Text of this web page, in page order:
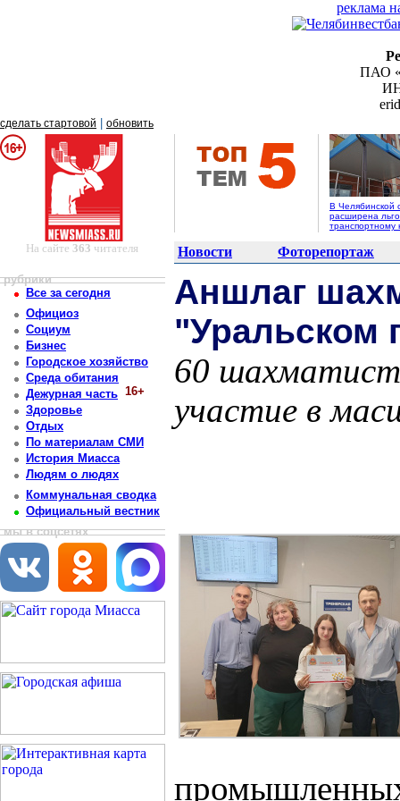
реклама
ПАО
сделать стартовой обновить
В Челябинской
расширена
транспортному
На сайте363 читателя Новости Фоторепортаж
рубрики
Все за сегодня
Официоз
Социум
Бизнес
Городское хозяйство
Среда обитания
Дежурная часть 16+
Здоровье
Отдых
По материалам СМИ
История Миасса
Людям о людях
Коммунальная сводка
Официальный вестник
мы в соцсетях
Аншлаг
"Уральском
60
участие в